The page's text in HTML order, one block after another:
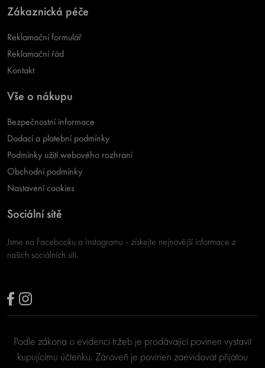
Zákaznická péče
Reklamační formulář
Reklamační řád
Kontakt
Vše o nákupu
Bezpečnostní informace
Dodací a platební podmínky
Podmínky užití webového rozhraní
Obchodní podmínky
Nastavení cookies
Sociální sítě
Jsme na Facebooku a Instagramu - získejte nejnovější informace z
našich sociálních sítí.
Podle zákona o evidenci tržeb je prodávající povinen vystavit
kupujícímu účtenku. Zároveň je povinen zaevidovat přijatou